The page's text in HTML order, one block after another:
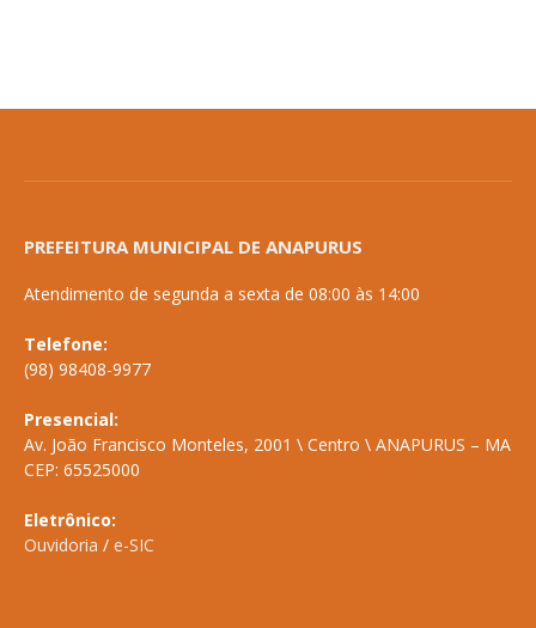
PREFEITURA MUNICIPAL DE ANAPURUS
Atendimento de segunda a sexta de 08:00 às 14:00
Telefone:
(98) 98408-9977
Presencial:
Av. João Francisco Monteles, 2001 \ Centro \ ANAPURUS – MA
CEP: 65525000
Eletrônico:
Ouvidoria / e-SIC